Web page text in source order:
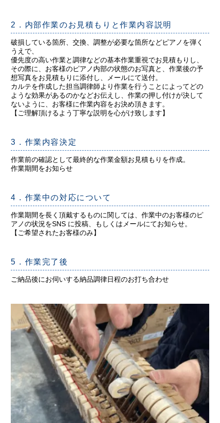
2．内部作業のお見積もりと作業内容説明
破損している箇所、交換、調整が必要な箇所などピアノを弾く
うえで、
優先度の高い作業と調律などの基本作業重視でお見積もりし、
その際に、お客様のピアノ内部の状態のお写真と、作業後の予
想写真をお見積もりに添付し、メールにて送付。
カルテを作成した担当調律師より作業を行うことによってどの
ような効果があるのかなどお伝えし、作業の押し付けが決して
ないように、お客様に作業内容をお決め頂きます。
【ご理解頂けるよう丁寧な説明を心がけ致します】
3．作業内容決定
作業前の確認として最終的な作業金額お見積もりを作成。
作業期間をお知らせ
4．作業中の対応について
作業期間を長く頂戴するものに関しては、作業中のお客様のピ
アノの状況をSNS に投稿、もしくはメールにてお知らせ。
【ご希望されたお客様のみ】
5．作業完了後
ご納品後にお伺いする納品調律日程のお打ち合わせ